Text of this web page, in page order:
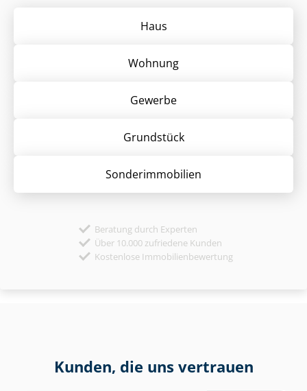
Haus
Wohnung
Gewerbe
Grund­stück
Sonder­immobilien
Beratung durch Experten
Über 10.000 zufriedene Kunden
Kostenlose Immobilienbewertung
Kunden, die uns vertrauen